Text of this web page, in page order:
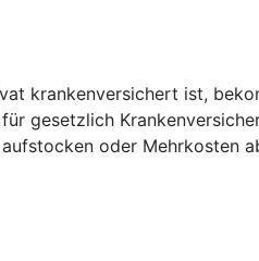
krankenversichert ist,
gesetzlich
oder Mehrkosten